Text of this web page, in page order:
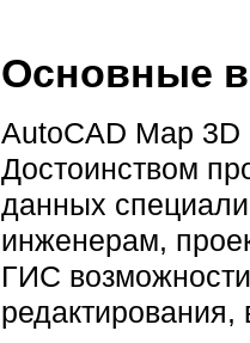
Основные
AutoCAD Map 3D
Достоинством
данных
инженерам,
ГИС